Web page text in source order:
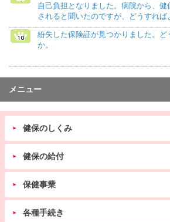
自己負担となりました。病院から、
されると聞いたのですが、どうすれば
紛失した保険証が見つかりました。ど
か。
メニュー
健保のしくみ
健保の給付
保健事業
各種手続き